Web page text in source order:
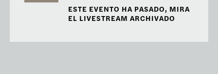
ESTE EVENTO HA PASADO, MIRA
EL LIVESTREAM ARCHIVADO